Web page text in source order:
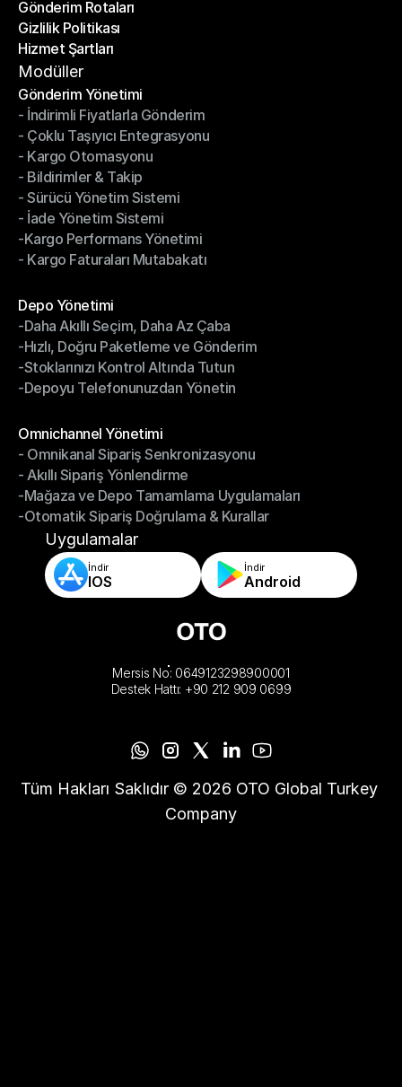
Yardım Merkezi
Gönderim Rotaları
Gönderim Rotaları
Gizlilik Politikası
Gizlilik Politikası
Hizmet Şartları
Hizmet Şartları
Modüller
Gönderim Yönetimi
Gönderim Yönetimi
- İndirimli Fiyatlarla Gönderim
- İndirimli Fiyatlarla Gönderim
- Çoklu Taşıyıcı Entegrasyonu
- Çoklu Taşıyıcı Entegrasyonu
- Kargo Otomasyonu
- Kargo Otomasyonu
- Bildirimler & Takip
- Bildirimler & Takip
- Sürücü Yönetim Sistemi
- Sürücü Yönetim Sistemi
- İade Yönetim Sistemi
- İade Yönetim Sistemi
-Kargo Performans Yönetimi
-Kargo Performans Yönetimi
- Kargo Faturaları Mutabakatı
Depo Yönetimi
Depo Yönetimi
-Daha Akıllı Seçim, Daha Az Çaba
-Daha Akıllı Seçim, Daha Az Çaba
-Hızlı, Doğru Paketleme ve Gönderim
-Hızlı, Doğru Paketleme ve Gönderim
-Stoklarınızı Kontrol Altında Tutun
-Stoklarınızı Kontrol Altında Tutun
-Depoyu Telefonunuzdan Yönetin
Omnichannel Yönetimi
Omnichannel Yönetimi
- Omnikanal Sipariş Senkronizasyonu
- Omnikanal Sipariş Senkronizasyonu
- Akıllı Sipariş Yönlendirme
- Akıllı Sipariş Yönlendirme
-Mağaza ve Depo Tamamlama Uygulamaları
-Mağaza ve Depo Tamamlama Uygulamaları
-Otomatik Sipariş Doğrulama & Kurallar
-Otomatik Sipariş Doğrulama & Kurallar
Uygulamalar
İndir
IOS
İndir
Android
Mersis No: 0649123298900001
Destek Hattı: +90 212 909 0699
Tüm Hakları Saklıdır © 2026 OTO Global Turkey
Company